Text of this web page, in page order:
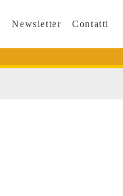
Newsletter Contatti